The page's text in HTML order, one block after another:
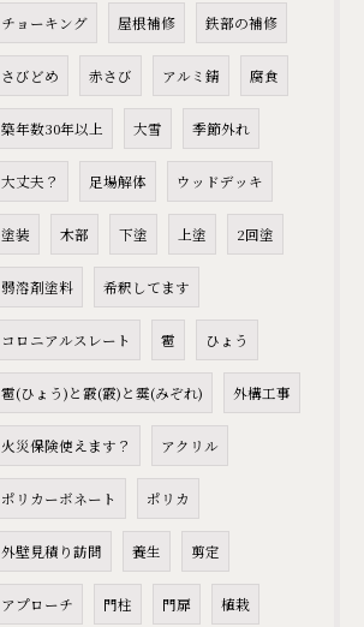
チョーキング 屋根補修 鉄部の補修
さびどめ 赤さび アルミ錆 腐食
築年数30年以上 大雪 季節外れ
大丈夫？ 足場解体 ウッドデッキ
塗装 木部 下塗 上塗 2回塗
弱溶剤塗料 希釈してます
コロニアルスレート 雹 ひょう
雹(ひょう)と霰(霰)と霙(みぞれ) 外構工事
火災保険使えます？ アクリル
ポリカーボネート ポリカ
外壁見積り訪問 養生 剪定
アプローチ 門柱 門扉 植栽